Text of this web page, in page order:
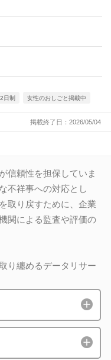
日制 女性のおしごと掲載中
掲載終了日：2026/05/04
信頼性を担保していま
不祥事への対応とし
取り戻すために、企業
関による監査や評価の
り纏めるデータリサー